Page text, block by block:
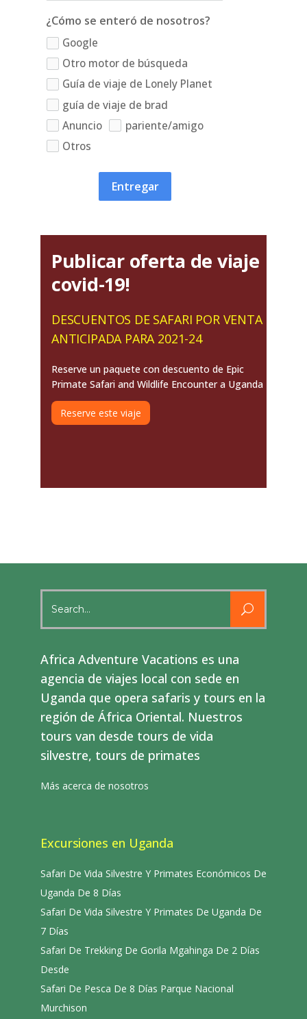
¿Cómo se enteró de nosotros?
Google
Otro motor de búsqueda
Guía de viaje de Lonely Planet
guía de viaje de brad
Anuncio
pariente/amigo
Otros
Entregar
Publicar oferta de viaje
covid-19!
DESCUENTOS DE SAFARI POR VENTA
ANTICIPADA PARA 2021-24
Reserve un paquete con descuento de Epic
Primate Safari and Wildlife Encounter a Uganda
Reserve este viaje
for:
Africa Adventure Vacations es una
agencia de viajes local con sede en
Uganda que opera safaris y tours en la
región de África Oriental. Nuestros
tours van desde tours de vida
silvestre, tours de primates
Más acerca de nosotros
Excursiones en Uganda
Safari De Vida Silvestre Y Primates Económicos De
Uganda De 8 Días
Safari De Vida Silvestre Y Primates De Uganda De
7 Días
Safari De Trekking De Gorila Mgahinga De 2 Días
Desde
Safari De Pesca De 8 Días Parque Nacional
Murchison